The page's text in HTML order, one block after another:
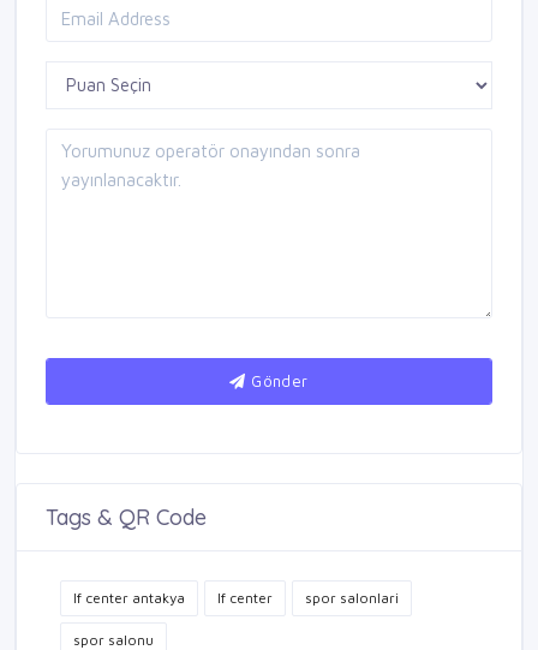
Gönder
Tags & QR Code
lf center antakya lf center spor salonlari
spor salonu